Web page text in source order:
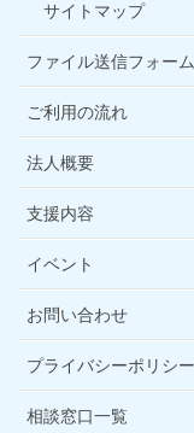
サイトマップ
ファイル送信フォーム
ご利用の流れ
法人概要
支援内容
イベント
お問い合わせ
プライバシーポリシー
相談窓口一覧